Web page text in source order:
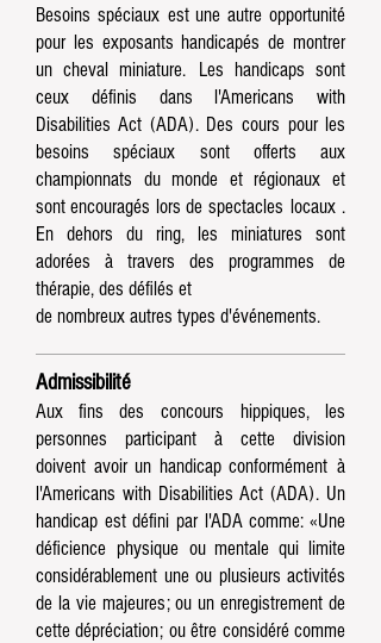
Besoins spéciaux est une autre opportunité
pour les exposants handicapés de montrer
un cheval miniature.
Les handicaps sont
ceux définis dans l'Americans with
Disabilities Act (ADA). Des cours pour les
besoins spéciaux
sont offerts aux
championnats du monde et régionaux et
sont encouragés lors de spectacles locaux .
En dehors du ring, les miniatures sont
adorées à travers des programmes de
thérapie, des défilés et
de nombreux autres types d'événements.
Admissibilité
Aux fins des concours
hippiques, les
personnes participant à cette division
doivent avoir un handicap conformément à
l'Americans with Disabilities Act (ADA). Un
handicap est défini par l'ADA comme: «Une
déficience physique ou mentale qui limite
considérablement une ou plusieurs activités
de la vie majeures; ou un enregistrement de
cette dépréciation; ou être considéré comme